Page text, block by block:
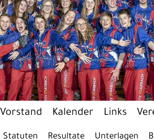
Vorstand Kalender Links
Statuten Resultate Unterlagen